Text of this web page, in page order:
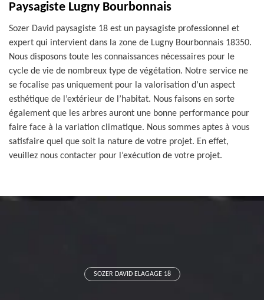
Paysagiste Lugny Bourbonnais
Sozer David paysagiste 18 est un paysagiste professionnel et
expert qui intervient dans la zone de Lugny Bourbonnais 18350.
Nous disposons toute les connaissances nécessaires pour le
cycle de vie de nombreux type de végétation. Notre service ne
se focalise pas uniquement pour la valorisation d’un aspect
esthétique de l’extérieur de l’habitat. Nous faisons en sorte
également que les arbres auront une bonne performance pour
faire face à la variation climatique. Nous sommes aptes à vous
satisfaire quel que soit la nature de votre projet. En effet,
veuillez nous contacter pour l’exécution de votre projet.
SOZER DAVID ELAGAGE 18